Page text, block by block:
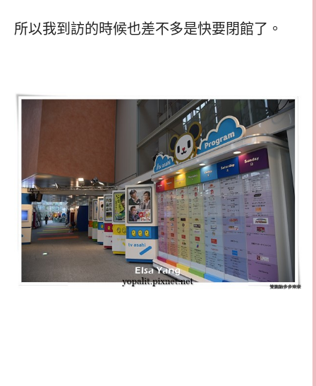
所以我到訪的時候也差不多是快要閉館了。